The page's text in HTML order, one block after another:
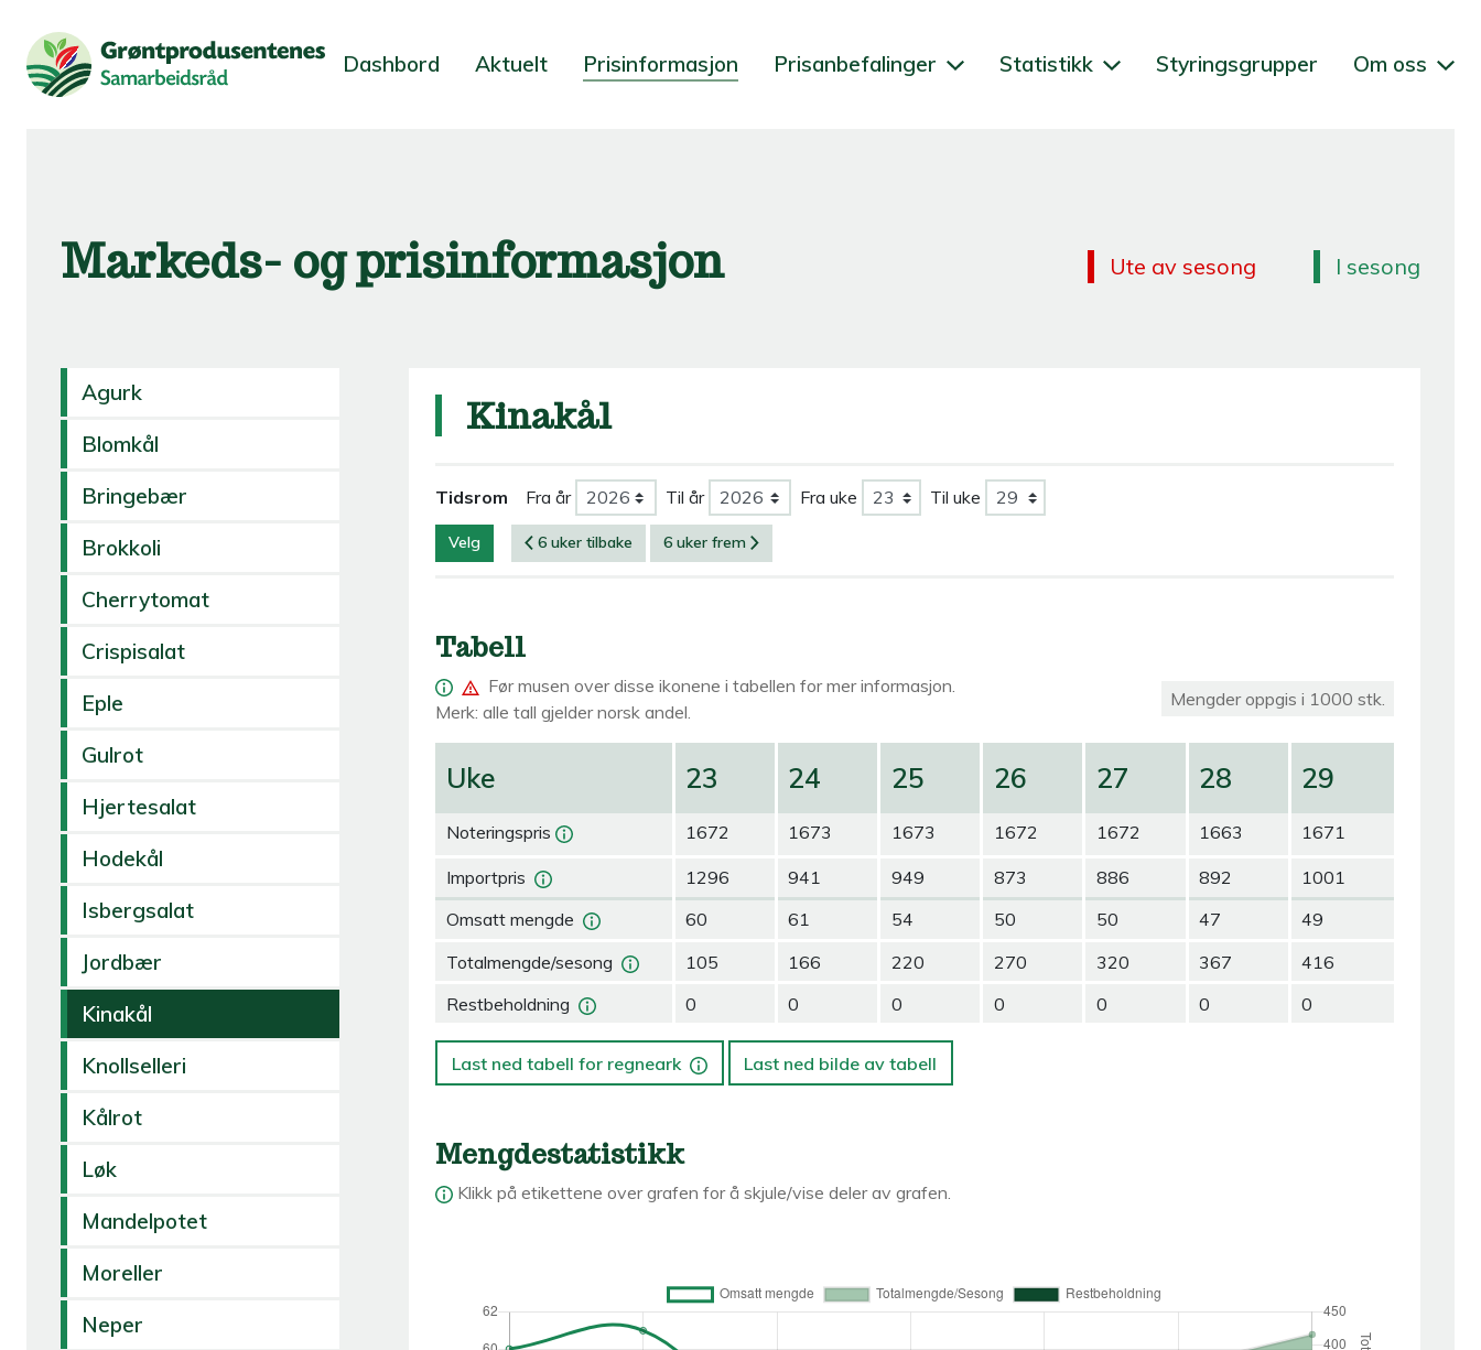
Dashbord Aktuelt Prisinformasjon Prisanbefalinger Statistikk Styringsgrupper Om oss
Markeds- og prisinformasjon Ute av sesong I sesong
Agurk
Blomkål
Bringebær
Brokkoli
Cherrytomat
Crispisalat
Eple
Gulrot
Hjertesalat
Hodekål
Isbergsalat
Jordbær
Kinakål
Knollselleri
Kålrot
Løk
Mandelpotet
Moreller
Neper
Kinakål
Tidsrom Fra år Til år Fra uke Til uke
Velg 6 uker tilbake 6 uker frem
Tabell
Før musen over disse ikonene i tabellen for mer informasjon.
Merk: alle tall gjelder norsk andel.
Mengder oppgis i 1000 stk.
Uke
Noteringspris
Importpris
Omsatt mengde
Totalmengde/sesong
Restbeholdning
23
1672
1296
60
105
0
24
1673
941
61
166
0
25
1673
949
54
220
0
26
1672
873
50
270
0
27
1672
886
50
320
0
28
1663
892
47
367
0
29
1671
1001
49
416
0
Last ned tabell for regneark Last ned bilde av tabell
Mengdestatistikk
Klikk på etikettene over grafen for å skjule/vise deler av grafen.